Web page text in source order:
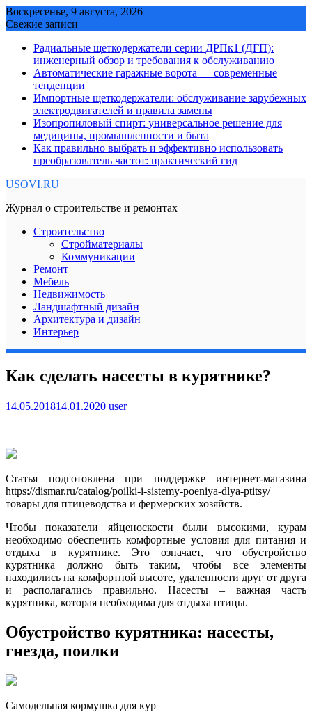
Skip
to
Воскресенье, 9 августа, 2026
Свежие записи
Радиальные щеткодержатели серии ДРПк1 (ДГП):
инженерный обзор и требования к обслуживанию
Автоматические гаражные ворота — современные
тенденции
Импортные щеткодержатели: обслуживание зарубежных
электродвигателей и правила замены
Изопропиловый спирт: универсальное решение для
медицины, промышленности и быта
Как правильно выбрать и эффективно использовать
преобразователь частот: практический гид
USOVI.RU
Журнал о строительстве и ремонтах
Строительство
Стройматериалы
Коммуникации
Ремонт
Мебель
Недвижимость
Ландшафтный дизайн
Архитектура и дизайн
Интерьер
Как сделать насесты в курятнике?
14.05.201814.01.2020 user
Статья подготовлена при поддержке интернет-магазина
https://dismar.ru/catalog/poilki-i-sistemy-poeniya-dlya-ptitsy/
товары для птицеводства и фермерских хозяйств.
Чтобы показатели яйценоскости были высокими, курам
необходимо обеспечить комфортные условия для питания и
отдыха в курятнике. Это означает, что обустройство
курятника должно быть таким, чтобы все элементы
находились на комфортной высоте, удаленности друг от друга
и располагались правильно. Насесты – важная часть
курятника, которая необходима для отдыха птицы.
Обустройство курятника: насесты,
гнезда, поилки
Самодельная кормушка для кур